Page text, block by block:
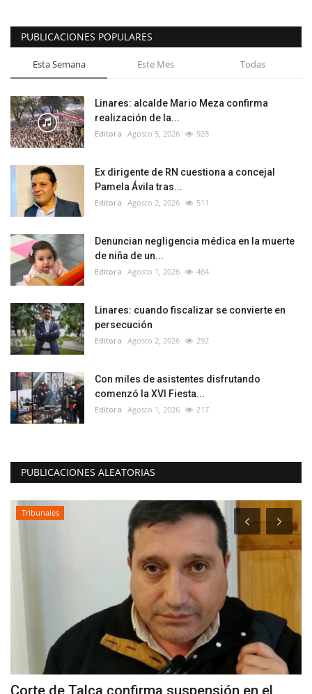
PUBLICACIONES POPULARES
Esta Semana Este Mes Todas
Linares: alcalde Mario Meza confirma
realización de la...
Editora Agosto 5, 2026 928
Ex dirigente de RN cuestiona a concejal
Pamela Ávila tras...
Editora Agosto 2, 2026 511
Denuncian negligencia médica en la muerte
de niña de un...
Editora Agosto 1, 2026 464
Linares: cuando fiscalizar se convierte en
persecución
Editora Agosto 2, 2026 292
Con miles de asistentes disfrutando
comenzó la XVI Fiesta...
Editora Agosto 1, 2026 217
PUBLICACIONES ALEATORIAS
Tribunales
Corte de Talca confirma suspensión en el